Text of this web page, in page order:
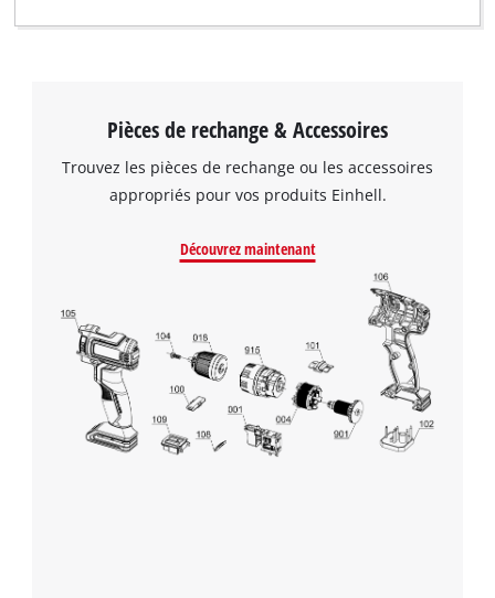
Pièces de rechange & Accessoires
Trouvez les pièces de rechange ou les accessoires
appropriés pour vos produits Einhell.
Découvrez maintenant